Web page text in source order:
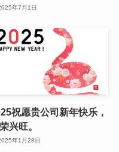
年7月1日
祝愿贵公司新年快乐，
兴旺。
年1月28日